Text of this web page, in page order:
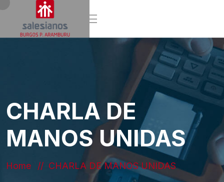
CHARLA DE
MANOS UNIDAS
Home CHARLA DE MANOS UNIDAS